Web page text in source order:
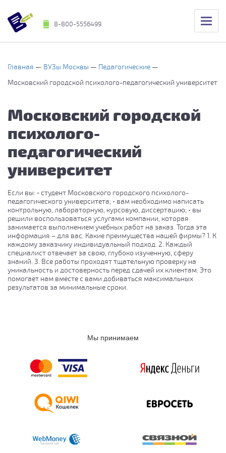
8-800-5556499
Главная ВУЗы Москвы
Педагогические
Московский городской психолого-педагогический университет
Московский городской
психолого-
педагогический
университет
Если вы: • студент Московского городского психолого-
педагогического университета; • вам необходимо написать
контрольную, лабораторную, курсовую, диссертацию; • вы
решили воспользоваться услугами компании, которая
занимается выполнением учебных работ на заказ. Тогда эта
информация – для вас. Какие преимущества нашей фирмы? 1. К
каждому заказчику индивидуальный подход. 2. Каждый
специалист отвечает за свою, глубоко изученную, сферу
знаний. 3. Все работы проходят тщательную проверку на
уникальность и достоверность перед сдачей их клиентам. Это
помогает нам вместе с вами добиваться максимальных
результатов за минимальные сроки.
Мы принимаем